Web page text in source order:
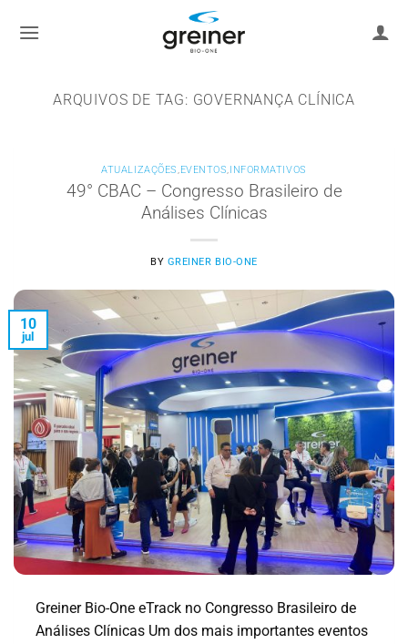
para
ARQUIVOS DE TAG: GOVERNANÇA CLÍNICA
ATUALIZAÇÕES,EVENTOS,INFORMATIVOS
49° CBAC – Congresso Brasileiro de
Análises Clínicas
BY GREINER BIO-ONE
10
jul
Greiner Bio-One eTrack no Congresso Brasileiro de
Análises Clínicas Um dos mais importantes eventos